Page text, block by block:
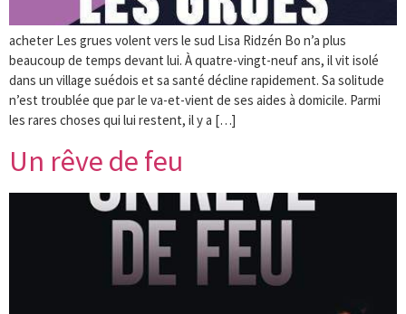
acheter Les grues volent vers le sud Lisa Ridzén Bo n’a plus
beaucoup de temps devant lui. À quatre-vingt-neuf ans, il vit isolé
dans un village suédois et sa santé décline rapidement. Sa solitude
n’est troublée que par le va-et-vient de ses aides à domicile. Parmi
les rares choses qui lui restent, il y a […]
Un rêve de feu